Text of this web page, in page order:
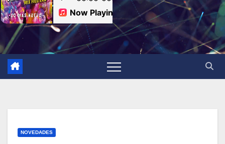
NOVEDADES